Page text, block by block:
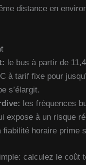
distance en
le bus à partir de
à tarif fixe pour
s’élargit.
les fréquences
expose à un risque
horaire prime
calculez le coût